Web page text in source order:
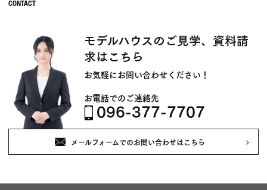
モデルハウスのご見学、資料請
求はこちら
お気軽にお問い合わせください！
お電話でのご連絡先
096-377-7707
メールフォームでのお問い合わせはこちら